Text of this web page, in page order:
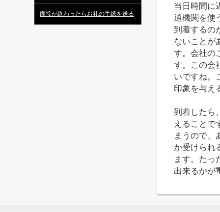
面接が終わったらお礼の手紙を送る
当日時間に
通機関を使
到着するの
ないことが
す。会社の
す。この会
いですね。
印象を与え
到着したら
えることで
まうので、
か受けられ
ます。たっ
出来るかが